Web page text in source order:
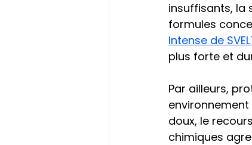
insuffisants, la
formules
Intense de
plus forte et
Par ailleurs,
doux, le
chimiques